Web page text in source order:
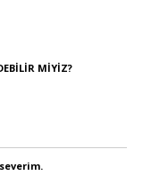
MİYİZ?